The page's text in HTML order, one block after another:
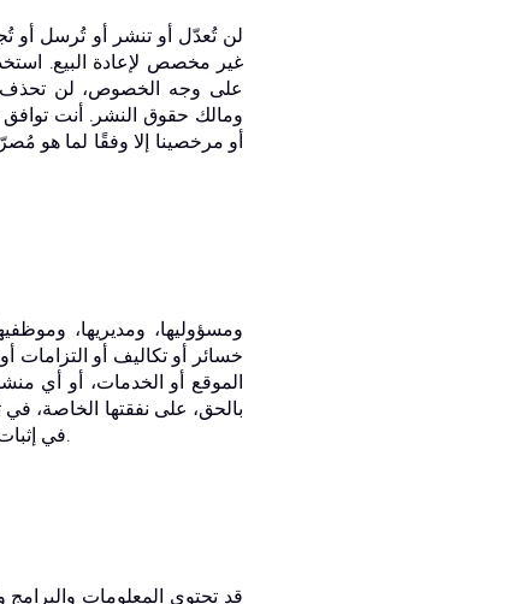
لن تُعدّل أو تنشر أو تُرسل أو
على وجه الخصوص، لن تحذف
خسائر أو تكاليف أو التزامات
الموقع أو الخدمات، أو أي
تخضع بخلاف ذلك للتعويض من جانبك. في هذه الحالة، ستتعاون بشكل كامل مع CBT في إثبات أي دفاعات متاحة.
قد تحتوي المعلومات